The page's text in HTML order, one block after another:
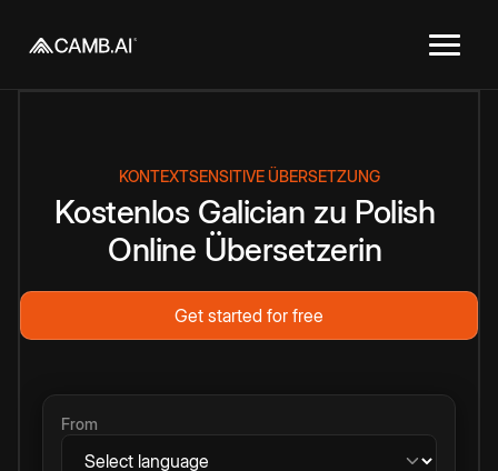
KONTEXTSENSITIVE ÜBERSETZUNG
Kostenlos Galician zu Polish
Online Übersetzerin
Get started for free
From